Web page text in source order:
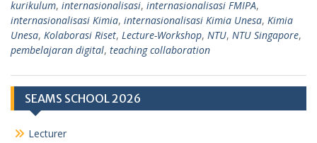
kurikulum, internasionalisasi, internasionalisasi FMIPA,
internasionalisasi Kimia, internasionalisasi Kimia Unesa, Kimia
Unesa, Kolaborasi Riset, Lecture-Workshop, NTU, NTU Singapore,
pembelajaran digital, teaching collaboration
SEAMS SCHOOL 2026
Lecturer